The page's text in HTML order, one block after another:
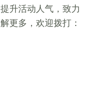
升活动人气，致力
更多，欢迎拨打：